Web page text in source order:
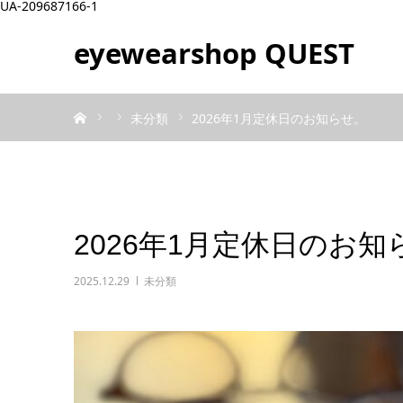
UA-209687166-1
eyewearshop QUEST
未分類 2026年1月定休日のお知らせ。
2026年1月定休日のお知
2025.12.29 未分類